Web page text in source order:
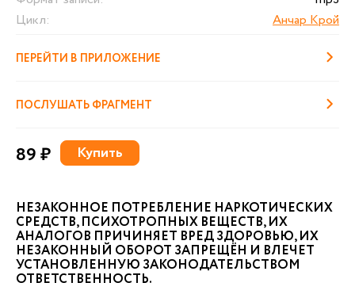
Цикл:
Анчар Крой
ПЕРЕЙТИ В ПРИЛОЖЕНИЕ
ПОСЛУШАТЬ ФРАГМЕНТ
89 ₽ Купить
НЕЗАКОННОЕ ПОТРЕБЛЕНИЕ НАРКОТИЧЕСКИХ
СРЕДСТВ, ПСИХОТРОПНЫХ ВЕЩЕСТВ, ИХ
АНАЛОГОВ ПРИЧИНЯЕТ ВРЕД ЗДОРОВЬЮ, ИХ
НЕЗАКОННЫЙ ОБОРОТ ЗАПРЕЩЁН И ВЛЕЧЕТ
УСТАНОВЛЕННУЮ ЗАКОНОДАТЕЛЬСТВОМ
ОТВЕТСТВЕННОСТЬ.